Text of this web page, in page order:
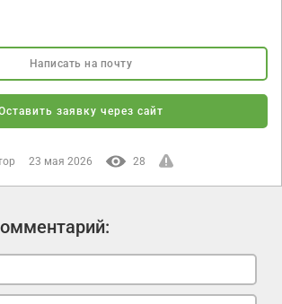
Написать на почту
заявку через сайт
23 мая 2026 28